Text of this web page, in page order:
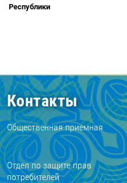
Республики
Контакты
Общественная приемная
Отдел по защите прав
потребителей